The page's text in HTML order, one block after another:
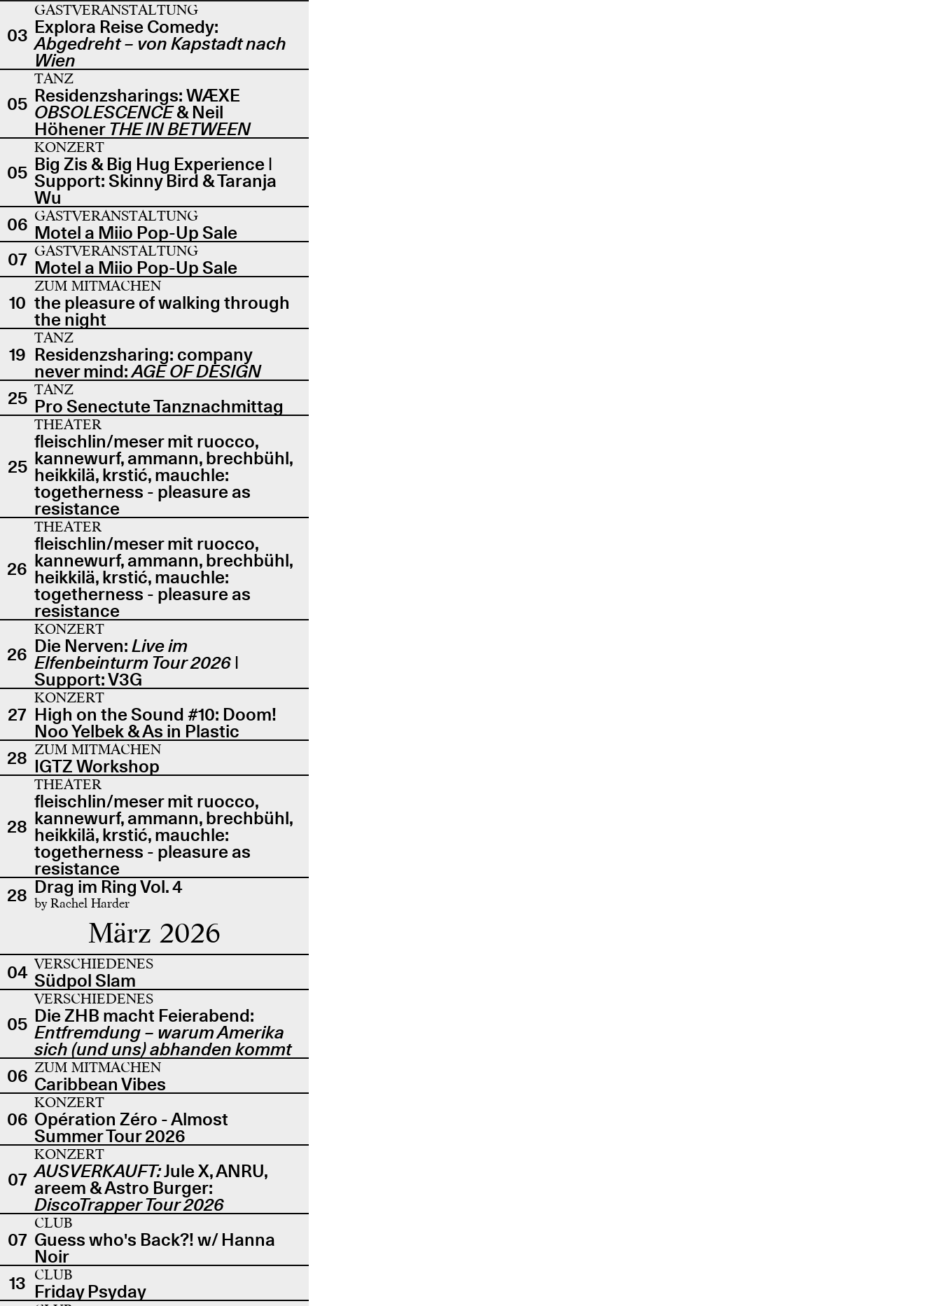
03
GASTVERANSTALTUNG
Explora Reise Comedy:
Abgedreht – von Kapstadt nach
Wien
05
TANZ
Residenzsharings: WÆXE
OBSOLESCENCE& Neil
Höhener THE IN BETWEEN
05
KONZERT
Big Zis & Big Hug Experience |
Support: Skinny Bird & Taranja
Wu
06 GASTVERANSTALTUNG
Motel a Miio Pop-Up Sale
07 GASTVERANSTALTUNG
Motel a Miio Pop-Up Sale
10
ZUM MITMACHEN
the pleasure of walking through
the night
19
TANZ
Residenzsharing: company
never mind:AGE OF DESIGN
25 TANZ
Pro Senectute Tanznachmittag
25
THEATER
fleischlin/meser mit ruocco,
kannewurf, ammann, brechbühl,
heikkilä, krstić, mauchle:
togetherness - pleasure as
resistance
26
THEATER
fleischlin/meser mit ruocco,
kannewurf, ammann, brechbühl,
heikkilä, krstić, mauchle:
togetherness - pleasure as
resistance
26
KONZERT
Die Nerven:Live im
Elfenbeinturm Tour 2026 |
Support: V3G
27
KONZERT
High on the Sound #10: Doom!
Noo Yelbek & As in Plastic
28 ZUM MITMACHEN
IGTZ Workshop
28
THEATER
fleischlin/meser mit ruocco,
kannewurf, ammann, brechbühl,
heikkilä, krstić, mauchle:
togetherness - pleasure as
resistance
28 Drag im Ring Vol. 4
by Rachel Harder
März 2026
04 VERSCHIEDENES
Südpol Slam
05
VERSCHIEDENES
Die ZHB macht Feierabend:
Entfremdung – warum Amerika
sich (und uns) abhanden kommt
06 ZUM MITMACHEN
Caribbean Vibes
06
KONZERT
Opération Zéro - Almost
Summer Tour 2026
07
KONZERT
AUSVERKAUFT:Jule X, ANRU,
areem & Astro Burger:
DiscoTrapper Tour 2026
07
CLUB
Guess who's Back?! w/ Hanna
Noir
13 CLUB
Friday Psyday